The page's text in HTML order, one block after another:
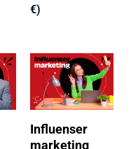
€)
Influenser
marketing